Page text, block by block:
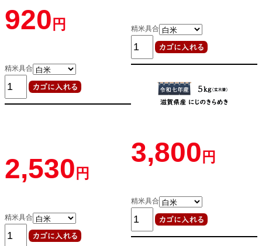
920 円
精米具合
2,530 円
精米具合
精米具合
3,800 円
精米具合